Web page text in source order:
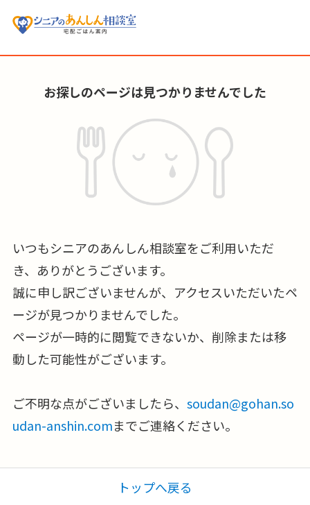
お探しのページは見つかりませんでした
いつもシニアのあんしん相談室をご利用いただ
き、ありがとうございます。
誠に申し訳ございませんが、アクセスいただいたペ
ージが見つかりませんでした。
ページが一時的に閲覧できないか、削除または移
動した可能性がございます。
ご不明な点がございましたら、 soudan@gohan.so
udan-anshin.comまでご連絡ください。
トップへ戻る